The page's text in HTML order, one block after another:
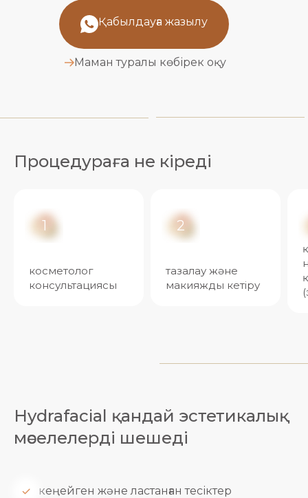
Қабылдауға жазылу
Маман туралы көбірек оқу
Процедураға не кіреді
1
косметолог
консультациясы
2
тазалау және
макияжды кетіру
Hydrafacial қандай эстетикалық
мәселелерді шешеді
кеңейген және ластанған тесіктер